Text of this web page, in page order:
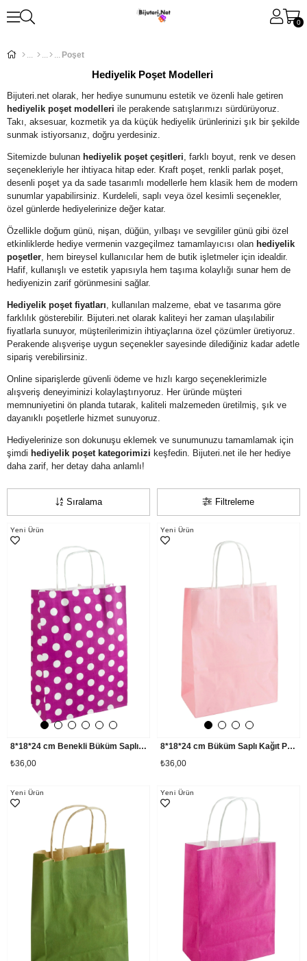
0
Poşet
Hediyelik Poşet Modelleri
Bijuteri.net olarak, her hediye sunumunu estetik ve özenli hale getiren
hediyelik poşet modelleri ile perakende satışlarımızı sürdürüyoruz.
Takı, aksesuar, kozmetik ya da küçük hediyelik ürünlerinizi şık bir şekilde
sunmak istiyorsanız, doğru yerdesiniz.
Sitemizde bulunan hediyelik poşet çeşitleri, farklı boyut, renk ve desen
seçenekleriyle her ihtiyaca hitap eder. Kraft poşet, renkli parlak poşet,
desenli poşet ya da sade tasarımlı modellerle hem klasik hem de modern
sunumlar yapabilirsiniz. Kurdeleli, saplı veya özel kesimli seçenekler,
özel günlerde hediyelerinize değer katar.
Özellikle doğum günü, nişan, düğün, yılbaşı ve sevgililer günü gibi özel
etkinliklerde hediye vermenin vazgeçilmez tamamlayıcısı olan hediyelik
poşetler, hem bireysel kullanıcılar hem de butik işletmeler için idealdir.
Hafif, kullanışlı ve estetik yapısıyla hem taşıma kolaylığı sunar hem de
hediyenizin zarif görünmesini sağlar.
Hediyelik poşet fiyatları, kullanılan malzeme, ebat ve tasarıma göre
farklılık gösterebilir. Bijuteri.net olarak kaliteyi her zaman ulaşılabilir
fiyatlarla sunuyor, müşterilerimizin ihtiyaçlarına özel çözümler üretiyoruz.
Perakende alışverişe uygun seçenekler sayesinde dilediğiniz kadar adetle
sipariş verebilirsiniz.
Online siparişlerde güvenli ödeme ve hızlı kargo seçeneklerimizle
alışveriş deneyiminizi kolaylaştırıyoruz. Her üründe müşteri
memnuniyetini ön planda tutarak, kaliteli malzemeden üretilmiş, şık ve
dayanıklı poşetlerle hizmet sunuyoruz.
Hediyelerinize son dokunuşu eklemek ve sunumunuzu tamamlamak için
şimdi hediyelik poşet kategorimizi keşfedin. Bijuteri.net ile her hediye
daha zarif, her detay daha anlamlı!
Filtreleme
Sıralama
8*18*24 cm Benekli Büküm Saplı Kağıt Poşet 1 Adet
₺36,00
Yeni Ürün
8*18*24 cm Büküm Saplı Kağıt Poşet 1 Adet
₺36,00
Yeni Ürün
Yeni Ürün Yeni Ürün